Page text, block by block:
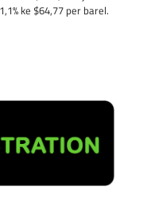
ke $64,77 per barel.